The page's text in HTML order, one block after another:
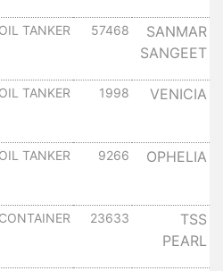
SANMAR
SANGEET
57468
OIL TANKER
VENICIA
1998
OIL TANKER
OPHELIA
9266
OIL TANKER
TSS
PEARL
23633
CONTAINER